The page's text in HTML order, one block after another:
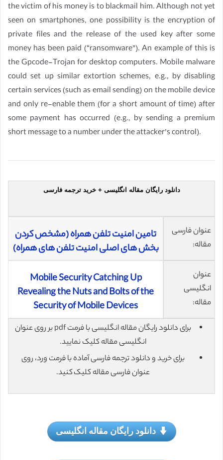
the victim of his money is to blackmail him. Although not yet
seen on smartphones, one possibility is the encryption of
private files and the release of the used key after some
money has been paid (“ransomware”). An example of this is
the Gpcode-Trojan for desktop computers. Mobile malware
could set up similar extortion schemes, e.g., by disabling
certain services (such as email sending) on the mobile device
and only re-enable them (for a short amount of time) after
some payment has occurred (e.g., by sending a premium
short message to a number under the attacker’s control).
دانلود رایگان مقاله انگلیسی + خرید ترجمه فارسی
عنوان فارسی
مقاله:
تامین امنیت تلفن همراه (مشخص کردن
بخش های اصلی امنیت تلفن های همراه)
عنوان
انگلیسی
مقاله:
Mobile Security Catching Up
Revealing the Nuts and Bolts of the
Security of Mobile Devices
برای دانلود رایگان مقاله انگلیسی با فرمت pdf بر روی عنوان
انگلیسی مقاله کلیک نمایید.
برای خرید و دانلود ترجمه فارسی آماده با فرمت ورد، روی
عنوان فارسی مقاله کلیک کنید.
دانلود رایگان مقاله انگلیسی